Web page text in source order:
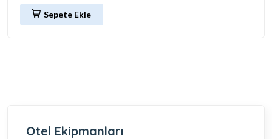
Sepete Ekle
Otel Ekipmanları